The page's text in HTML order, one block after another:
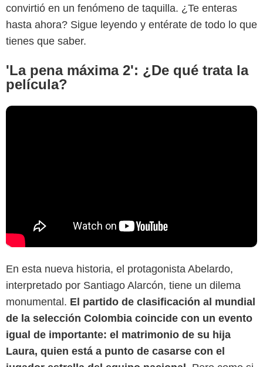
convirtió en un fenómeno de taquilla. ¿Te enteras
hasta ahora? Sigue leyendo y entérate de todo lo que
tienes que saber.
'La pena máxima 2': ¿De qué trata la
película?
En esta nueva historia, el protagonista Abelardo,
interpretado por Santiago Alarcón, tiene un dilema
monumental. El partido de clasificación al mundial
de la selección Colombia coincide con un evento
igual de importante: el matrimonio de su hija
Laura, quien está a punto de casarse con el